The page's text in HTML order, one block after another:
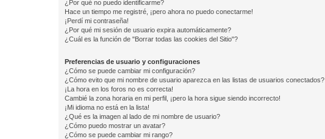
¿Por qué no puedo identificarme?
Hace un tiempo me registré, ¡pero ahora no puedo conectarme!
¡Perdí mi contraseña!
¿Por qué mi sesión de usuario expira automáticamente?
¿Cuál es la función de "Borrar todas las cookies del Sitio"?
Preferencias de usuario y configuraciones
¿Cómo se puede cambiar mi configuración?
¿Cómo evito que mi nombre de usuario aparezca en las listas de usuarios conectados?
¡La hora en los foros no es correcta!
Cambié la zona horaria en mi perfil, ¡pero la hora sigue siendo incorrecto!
¡Mi idioma no está en la lista!
¿Qué es la imagen al lado de mi nombre de usuario?
¿Cómo puedo mostrar un avatar?
¿Cómo se puede cambiar mi rango?